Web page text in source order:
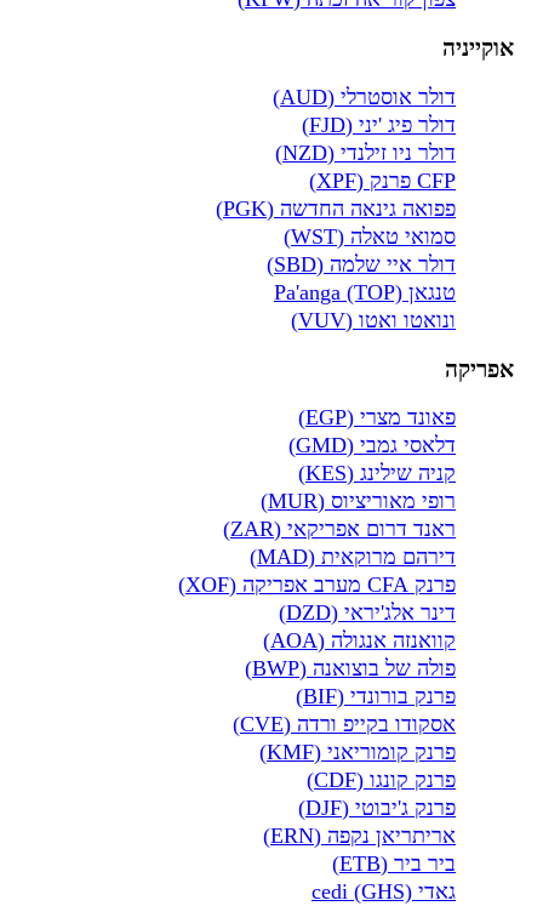
אוקייניה
דולר אוסטרלי (AUD)
דולר פיג 'יני (FJD)
דולר ניו זילנדי (NZD)
CFP פרנק (XPF)
פפואה גינאה החדשה (PGK)
סמואי טאלה (WST)
דולר איי שלמה (SBD)
טנגאן Pa'anga (TOP)
ונואטו ואטו (VUV)
אפריקה
פאונד מצרי (EGP)
דלאסי גמבי (GMD)
קניה שילינג (KES)
רופי מאוריציוס (MUR)
ראנד דרום אפריקאי (ZAR)
דירהם מרוקאית (MAD)
פרנק CFA מערב אפריקה (XOF)
דינר אלג'יראי (DZD)
קוואנזה אנגולה (AOA)
פולה של בוצואנה (BWP)
פרנק בורונדי (BIF)
אסקודו בקייפ ורדה (CVE)
פרנק קומוריאני (KMF)
פרנק קונגו (CDF)
פרנק ג'יבוטי (DJF)
אריתריאן נקפה (ERN)
ביר ביר (ETB)
גאדי cedi (GHS)